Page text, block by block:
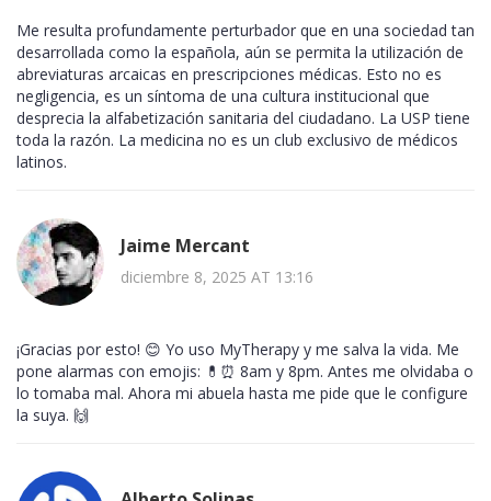
Me resulta profundamente perturbador que en una sociedad tan
desarrollada como la española, aún se permita la utilización de
abreviaturas arcaicas en prescripciones médicas. Esto no es
negligencia, es un síntoma de una cultura institucional que
desprecia la alfabetización sanitaria del ciudadano. La USP tiene
toda la razón. La medicina no es un club exclusivo de médicos
latinos.
Jaime Mercant
diciembre 8, 2025 AT 13:16
¡Gracias por esto! 😊 Yo uso MyTherapy y me salva la vida. Me
pone alarmas con emojis: 💊⏰ 8am y 8pm. Antes me olvidaba o
lo tomaba mal. Ahora mi abuela hasta me pide que le configure
la suya. 🙌